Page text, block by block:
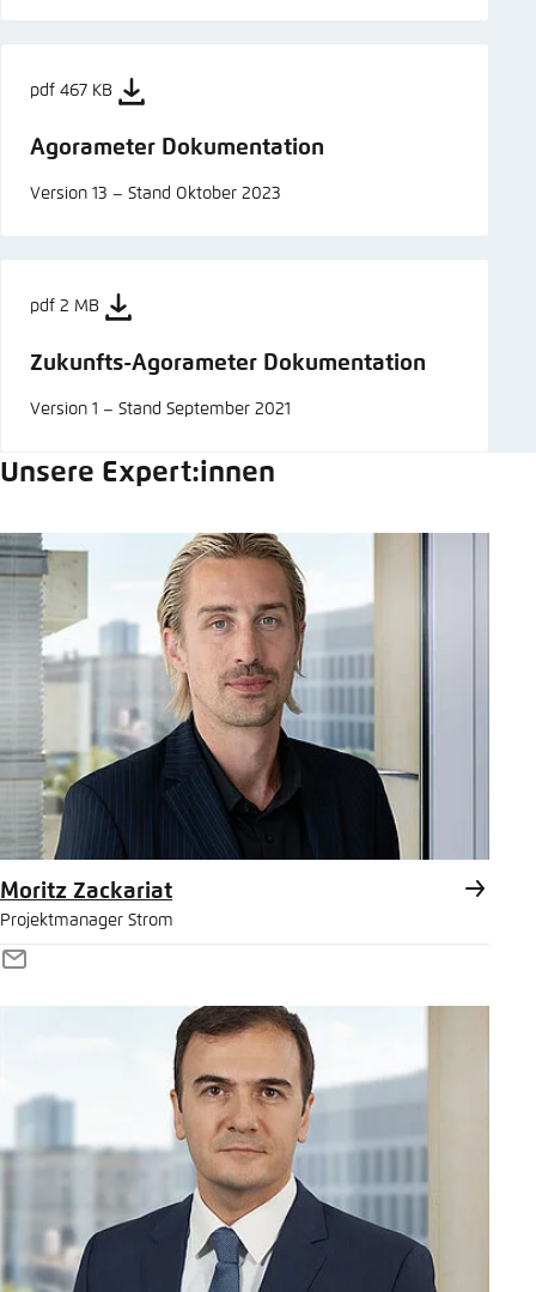
pdf 467 KB
Agorameter Dokumentation
Version 13 – Stand Oktober 2023
pdf 2 MB
Zukunfts-Agorameter Dokumentation
Version 1 – Stand September 2021
Unsere Expert:innen
Moritz Zackariat
Projektmanager Strom
E-
Mail